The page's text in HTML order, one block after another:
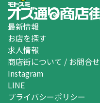
最新情報
お店を探す
求人情報
商店街について / お問合せ
Instagram
LINE
プライバシーポリシー